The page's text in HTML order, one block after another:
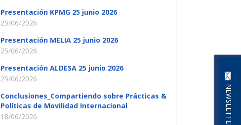
NEWSLETTER
Presentación KPMG 25 junio 2026
25/06/2026
Presentación MELIA 25 junio 2026
25/06/2026
Presentación ALDESA 25 junio 2026
25/06/2026
Conclusiones_Compartiendo sobre Prácticas &
Políticas de Movilidad Internacional
18/06/2026